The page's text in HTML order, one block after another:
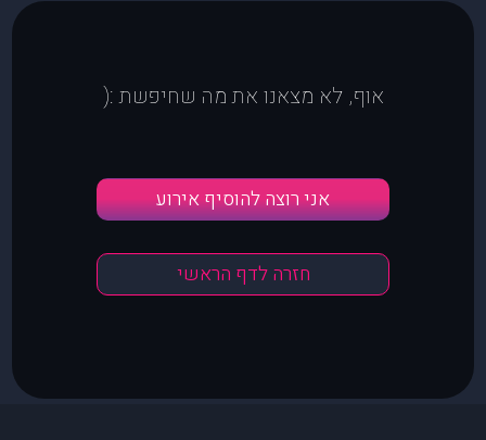
אוף, לא מצאנו את מה שחיפשת :(
אני רוצה להוסיף אירוע
חזרה לדף הראשי